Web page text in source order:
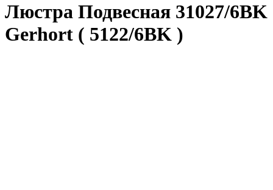
Люстра Подвесная 31027/6BK
Gerhort ( 5122/6BK )